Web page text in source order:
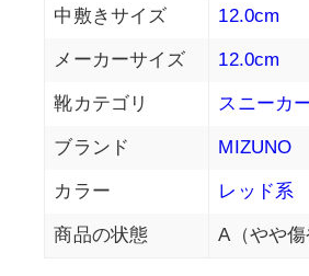
中敷きサイズ 12.0cm
メーカーサイズ 12.0cm
靴カテゴリ スニーカ
ブランド MIZUNO
カラー レッド系
商品の状態 A（やや傷